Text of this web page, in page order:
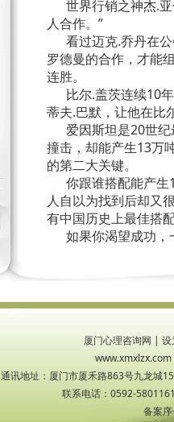
世界行销之神杰.亚
人合作。”
看过迈克.乔丹在公
罗德曼的合作，才能
连胜。
比尔.盖茨连续10年
蒂夫.巴默，让他在比
爱因斯坦是20世纪
撞击，却能产生13万
的第二大关键。
你跟谁搭配能产生
人自以为找到后却又
有中国历史上最佳搭
如果你渴望成功，
厦门心理咨询网 | 设
通讯地址：厦门市厦禾路863号九龙城
联系电话：0592-
备案